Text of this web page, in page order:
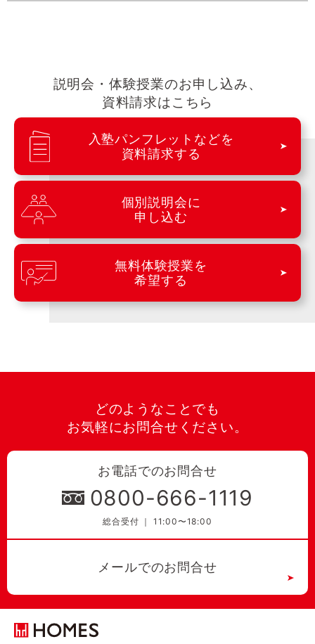
説明会・体験授業のお申し込み、
資料請求はこちら
入塾パンフレットなどを
資料請求する
個別説明会に
申し込む
無料体験授業を
希望する
どのようなことでも
お気軽にお問合せください。
お電話でのお問合せ
0800-666-1119
総合受付 ｜ 11:00〜18:00
メールでのお問合せ